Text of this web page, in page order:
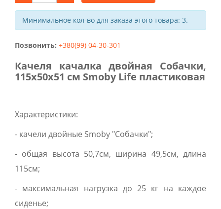
Минимальное кол-во для заказа этого товара: 3.
Позвонить: +380(99) 04-30-301
Качеля качалка двойная Собачки,
115x50x51 см Smoby Life пластиковая
Характеристики:
- качели двойные Smoby "Собачки";
- общая высота 50,7см, ширина 49,5см, длина
115см;
- максимальная нагрузка до 25 кг на каждое
сиденье;